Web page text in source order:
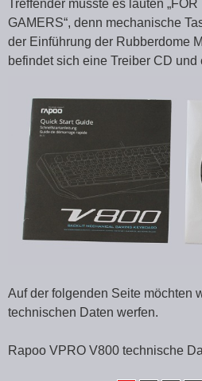
Treffender müsste es lauten
GAMERS“, denn mechanische
der Einführung der Rubberdome
befindet sich eine Treiber CD und
Auf der folgenden Seite möchten
technischen Daten werfen.
Rapoo VPRO V800 technische